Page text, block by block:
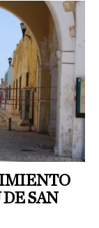
SAN